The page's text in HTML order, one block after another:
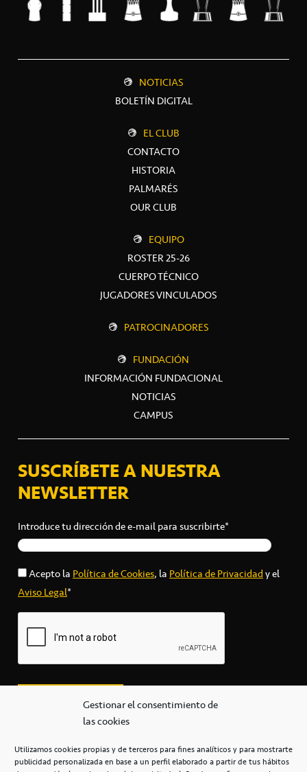
Gestionar el consentimiento de
las cookies
Utilizamos cookies propias y de terceros para fines analíticos y para mostrarte
publicidad personalizada en base a un perfil elaborado a partir de tus hábitos
NOTICIAS
BOLETÍN DIGITAL
EL CLUB
CONTACTO
HISTORIA
PALMARÉS
OUR CLUB
EQUIPO
ROSTER 25-26
CUERPO TÉCNICO
JUGADORES VINCULADOS
PATROCINADORES
FUNDACIÓN
INFORMACIÓN FUNDACIONAL
NOTICIAS
CAMPUS
SUSCRÍBETE A NUESTRA
NEWSLETTER
Introduce tu dirección de e-mail para suscribirte*
Acepto laPolítica de Cookies, laPolítica de Privacidady el
Aviso Legal*
secretaria@cbcanarias.es